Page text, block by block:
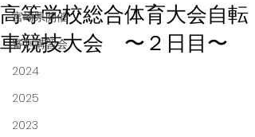
宮崎県開催
審判講習会
2024
2025
2023
高等学校総合体育大会自転
車競技大会 〜２日目〜